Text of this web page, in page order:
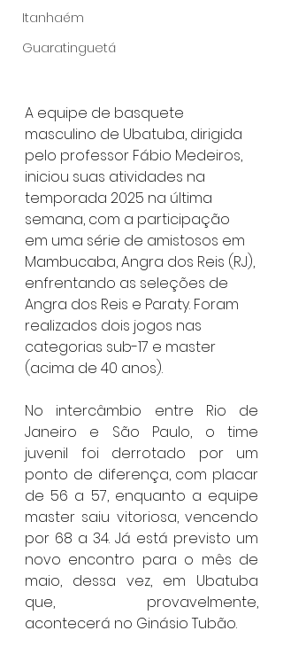
Itanhaém
Guaratinguetá
A equipe de basquete
masculino de Ubatuba, dirigida
pelo professor Fábio Medeiros,
iniciou suas atividades na
temporada 2025 na última
semana, com a participação
em uma série de amistosos em
Mambucaba, Angra dos Reis (RJ),
enfrentando as seleções de
Angra dos Reis e Paraty. Foram
realizados dois jogos nas
categorias sub-17 e master
(acima de 40 anos).
No intercâmbio entre Rio de
Janeiro e São Paulo, o time
juvenil foi derrotado por um
ponto de diferença, com placar
de 56 a 57, enquanto a equipe
master saiu vitoriosa, vencendo
por 68 a 34. Já está previsto um
novo encontro para o mês de
maio, dessa vez, em Ubatuba
que, provavelmente,
acontecerá no Ginásio Tubão.